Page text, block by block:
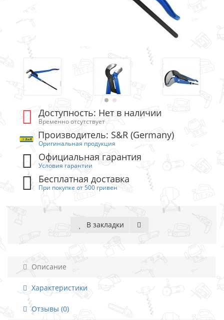
Доступность: Нет в наличии
Временно отсутствует
Производитель: S&R (Germany)
Оригинальная продукция
Официальная гарантия
Условия гарантии
Бесплатная доставка
При покупке от 500 гривен
В закладки
Описание
Характеристики
Отзывы (0)